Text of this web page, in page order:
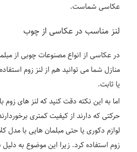
عکاسی شماست.
لنز مناسب در عکاسی از چوب
در عکاسی از انواع مصنوعات چوبی از
منازل شما می توانید هم از لنز زوم
یا ثابت.
اما به این نکته دقت کنید که لنز های
حرکتی که دارند از کیفیت کمتری
لوازم دکوری یا حتی مبلمان هایی با مدل
زوم استفاده کرد. زیرا این موضوع به